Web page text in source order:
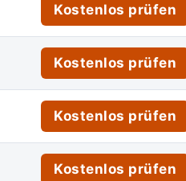
Kostenlos prüfen
Kostenlos prüfen
Kostenlos prüfen
Kostenlos prüfen